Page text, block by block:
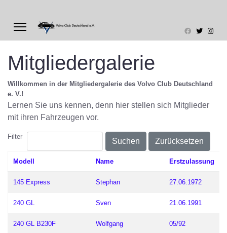
Mitgliedergalerie
Willkommen in der Mitgliedergalerie des Volvo Club Deutschland
e. V.!
Lernen Sie uns kennen, denn hier stellen sich Mitglieder
mit ihren Fahrzeugen vor.
Filter
Suchen Zurücksetzen
Modell Name Erstzulassung
145 Express Stephan 27.06.1972
240 GL Sven 21.06.1991
240 GL B230F Wolfgang 05/92